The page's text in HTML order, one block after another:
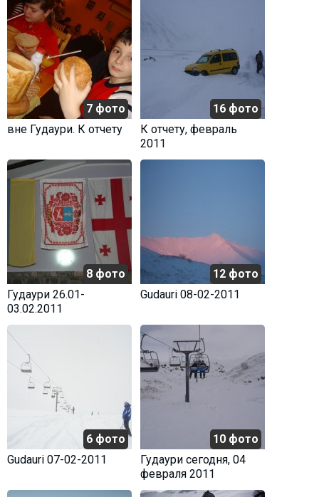
7 фото
вне Гудаури. К отчету
16 фото
К отчету, февраль
2011
8 фото
Гудаури 26.01-
03.02.2011
12 фото
Gudauri 08-02-2011
6 фото
Gudauri 07-02-2011
10 фото
Гудаури сегодня, 04
февраля 2011